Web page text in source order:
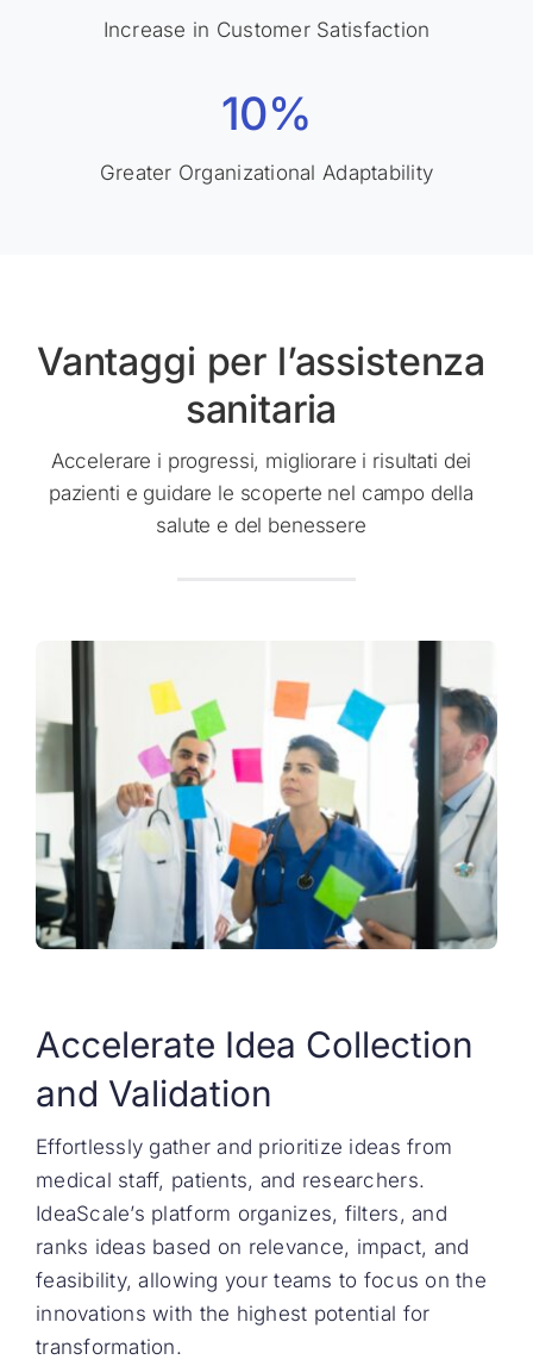
Increase in Customer Satisfaction
10%
Greater Organizational Adaptability
Vantaggi per l’assistenza
sanitaria
Accelerare i progressi, migliorare i risultati dei
pazienti e guidare le scoperte nel campo della
salute e del benessere
Accelerate Idea Collection
and Validation
Effortlessly gather and prioritize ideas from
medical staff, patients, and researchers.
IdeaScale’s platform organizes, filters, and
ranks ideas based on relevance, impact, and
feasibility, allowing your teams to focus on the
innovations with the highest potential for
transformation.